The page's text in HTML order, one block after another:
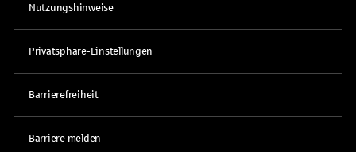
Nutzungshinweise
Privatsphäre-Einstellungen
Barrierefreiheit
Barriere melden